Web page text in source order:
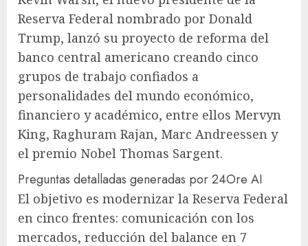
Reserva Federal nombrado por Donald
Trump, lanzó su proyecto de reforma del
banco central americano creando cinco
grupos de trabajo confiados a
personalidades del mundo económico,
financiero y académico, entre ellos Mervyn
King, Raghuram Rajan, Marc Andreessen y
el premio Nobel Thomas Sargent.
Preguntas detalladas generadas por 24Ore AI
El objetivo es modernizar la Reserva Federal
en cinco frentes: comunicación con los
mercados, reducción del balance en 7